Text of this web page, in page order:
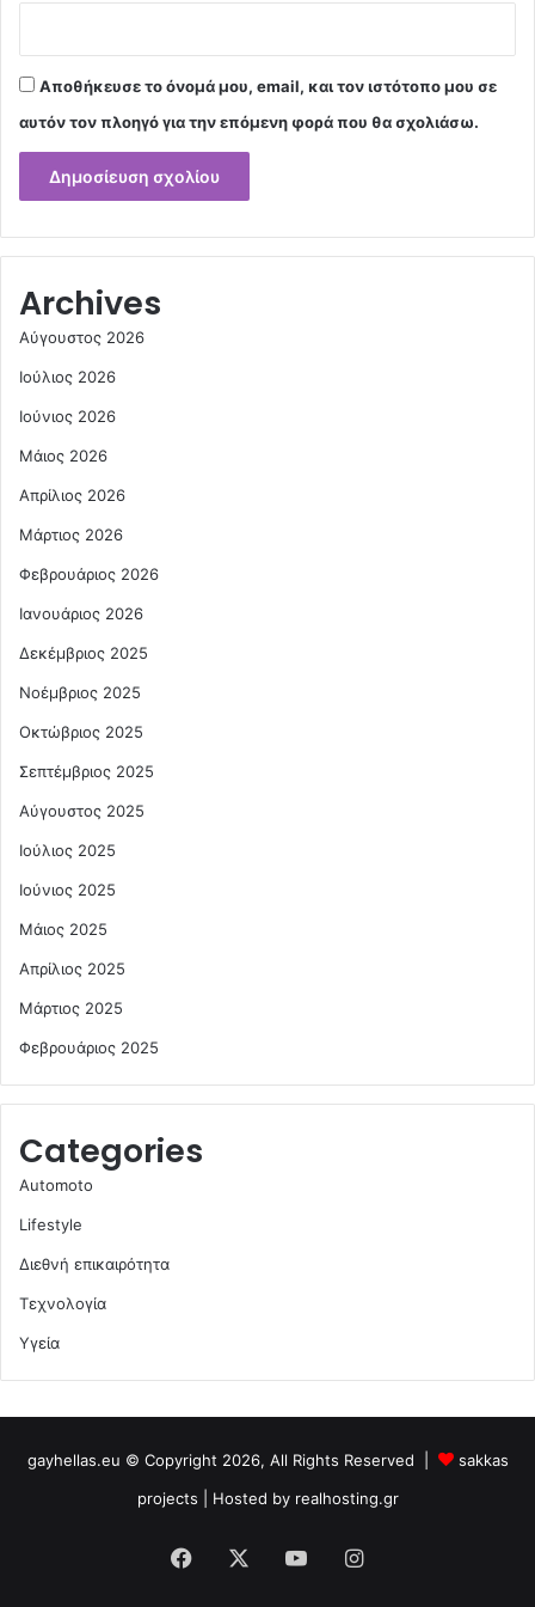
Αποθήκευσε το όνομά μου, email, και τον ιστότοπο μου σε
αυτόν τον πλοηγό για την επόμενη φορά που θα σχολιάσω.
Archives
Αύγουστος 2026
Ιούλιος 2026
Ιούνιος 2026
Μάιος 2026
Απρίλιος 2026
Μάρτιος 2026
Φεβρουάριος 2026
Ιανουάριος 2026
Δεκέμβριος 2025
Νοέμβριος 2025
Οκτώβριος 2025
Σεπτέμβριος 2025
Αύγουστος 2025
Ιούλιος 2025
Ιούνιος 2025
Μάιος 2025
Απρίλιος 2025
Μάρτιος 2025
Φεβρουάριος 2025
Categories
Automoto
Lifestyle
Διεθνή επικαιρότητα
Τεχνολογία
Υγεία
gayhellas.eu © Copyright 2026, All Rights Reserved |
sakkas
projects | Hosted by realhosting.gr
Facebook YouTubeInstagram